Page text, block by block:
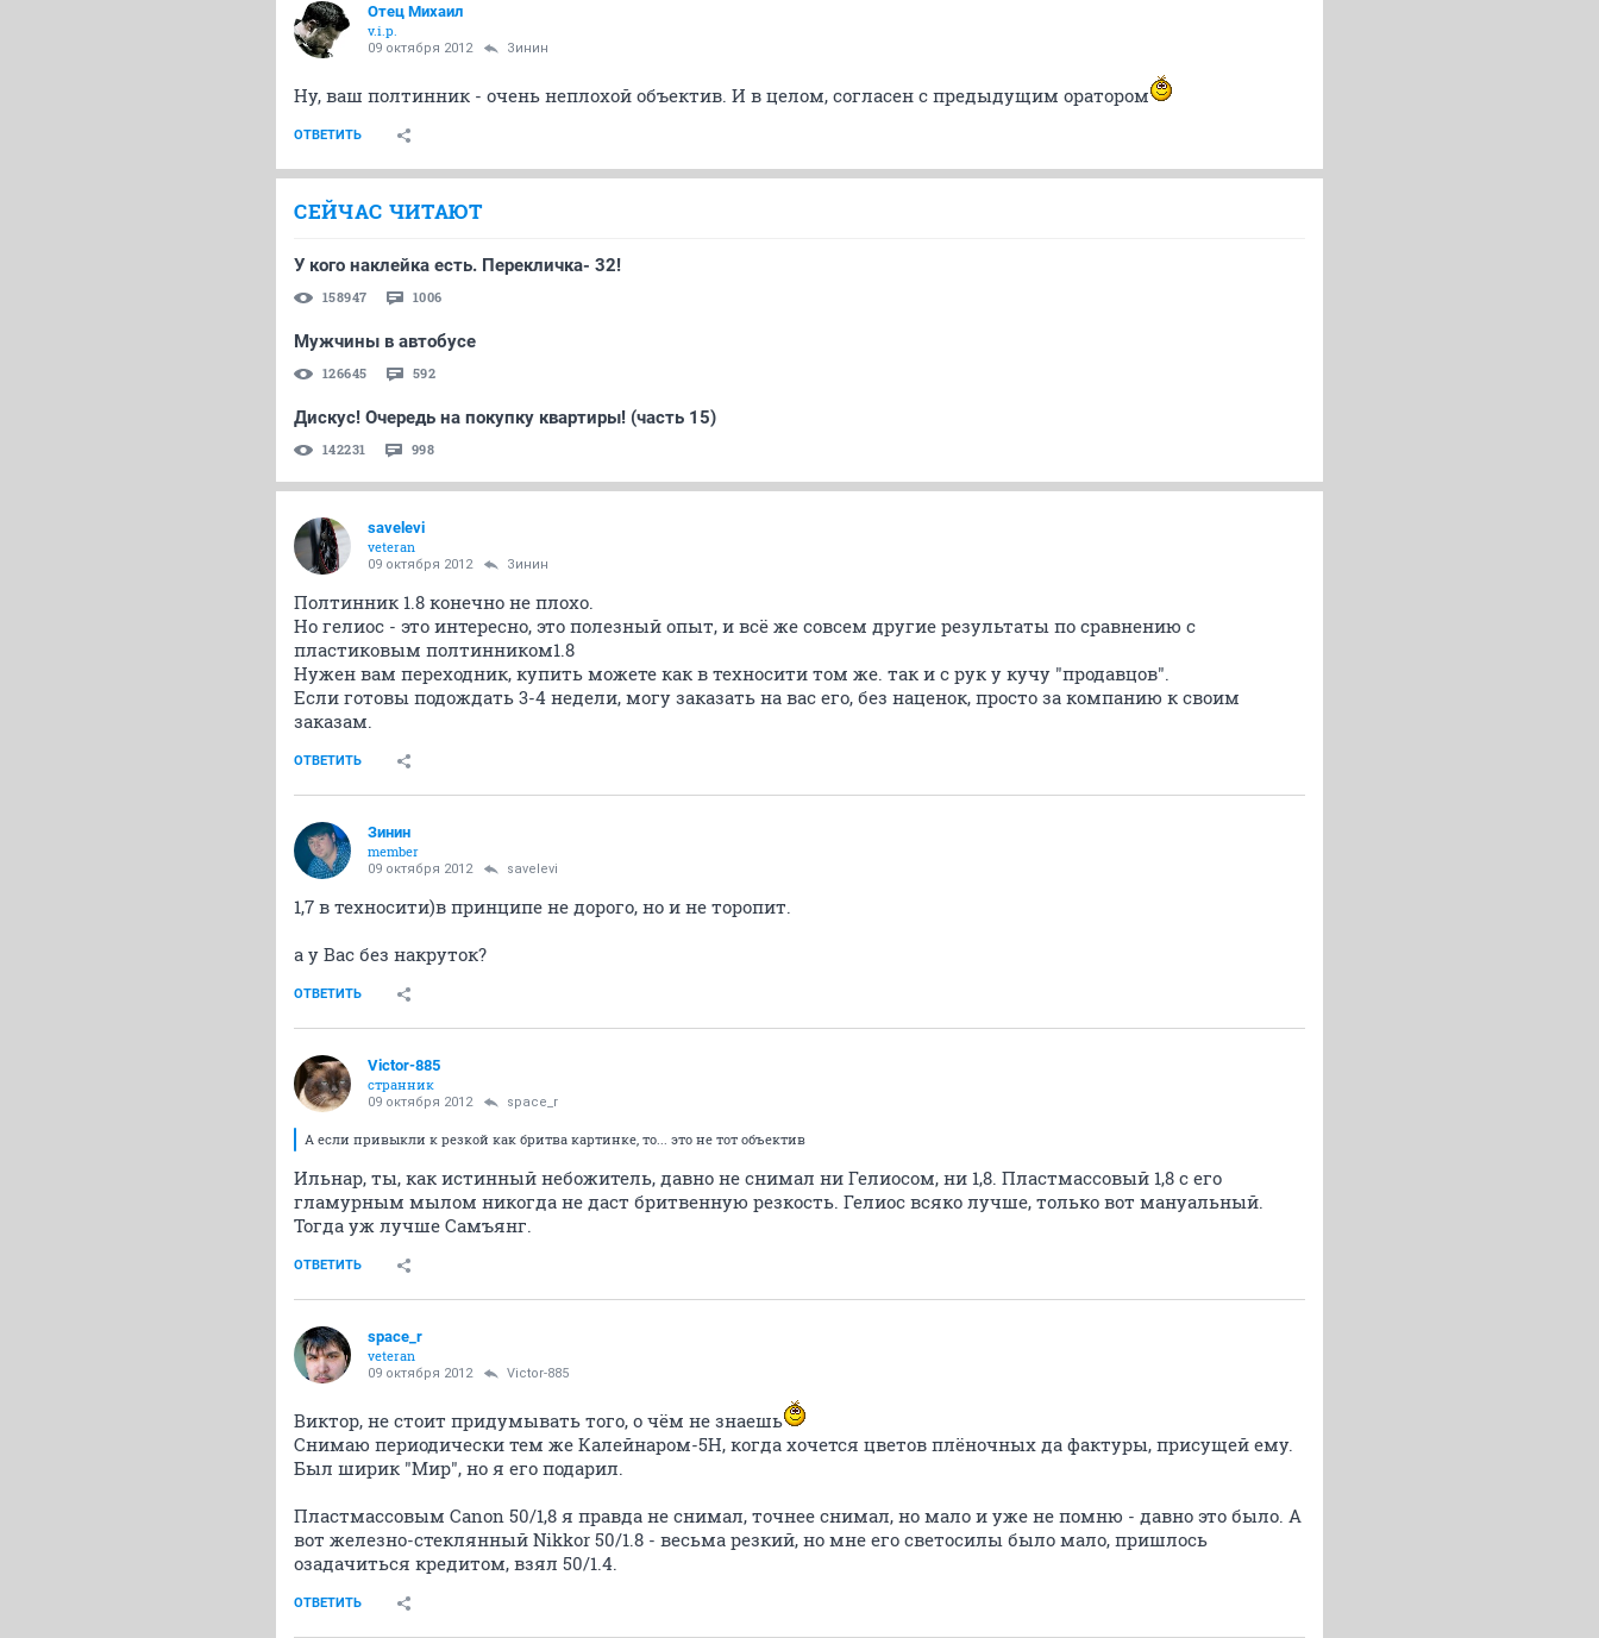
Отец Михаил
v.i.p.
09 октября 2012 Зинин
Ну, ваш полтинник - очень неплохой объектив. И в целом, согласен с предыдущим оратором
ОТВЕТИТЬ
СЕЙЧАС ЧИТАЮТ
У кого наклейка есть. Перекличка- 32!
158947 1006
Мужчины в автобусе
126645 592
Дискус! Очередь на покупку квартиры! (часть 15)
142231 998
savelevi
veteran
09 октября 2012 Зинин
Полтинник 1.8 конечно не плохо.
Но гелиос - это интересно, это полезный опыт, и всё же совсем другие результаты по сравнению с
пластиковым полтинником1.8
Нужен вам переходник, купить можете как в техносити том же. так и с рук у кучу "продавцов".
Если готовы подождать 3-4 недели, могу заказать на вас его, без наценок, просто за компанию к своим
заказам.
ОТВЕТИТЬ
Зинин
member
09 октября 2012 savelevi
1,7 в техносити)в принципе не дорого, но и не торопит.
а у Вас без накруток?
ОТВЕТИТЬ
Victor-885
странник
09 октября 2012 space_r
А если привыкли к резкой как бритва картинке, то... это не тот объектив
Ильнар, ты, как истинный небожитель, давно не снимал ни Гелиосом, ни 1,8. Пластмассовый 1,8 с его
гламурным мылом никогда не даст бритвенную резкость. Гелиос всяко лучше, только вот мануальный.
Тогда уж лучше Самъянг.
ОТВЕТИТЬ
space_r
veteran
09 октября 2012 Victor-885
Виктор, не стоит придумывать того, о чём не знаешь
Cнимаю периодически тем же Калейнаром-5Н, когда хочется цветов плёночных да фактуры, присущей ему.
Был ширик "Мир", но я его подарил.
Пластмассовым Canon 50/1,8 я правда не снимал, точнее снимал, но мало и уже не помню - давно это было. А
вот железно-стеклянный Nikkor 50/1.8 - весьма резкий, но мне его светосилы было мало, пришлось
озадачиться кредитом, взял 50/1.4.
ОТВЕТИТЬ